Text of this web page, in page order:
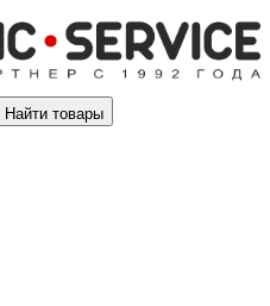
Найти товары